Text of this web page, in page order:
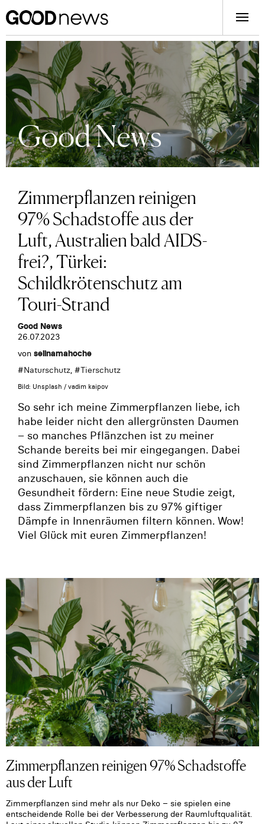
Good News
Zimmerpflanzen reinigen
97% Schadstoffe aus der
Luft, Australien bald AIDS-
frei?, Türkei:
Schildkrötenschutz am
Touri-Strand
Good News
26.07.2023
von selinamahoche
#Naturschutz, #Tierschutz
Bild: Unsplash / vadim kaipov
So sehr ich meine Zimmerpflanzen liebe, ich
habe leider nicht den allergrünsten Daumen
– so manches Pflänzchen ist zu meiner
Schande bereits bei mir eingegangen. Dabei
sind Zimmerpflanzen nicht nur schön
anzuschauen, sie können auch die
Gesundheit fördern: Eine neue Studie zeigt,
dass Zimmerpflanzen bis zu 97% giftiger
Dämpfe in Innenräumen filtern können. Wow!
Viel Glück mit euren Zimmerpflanzen!
Zimmerpflanzen reinigen 97% Schadstoffe
aus der Luft
Zimmerpflanzen sind mehr als nur Deko – sie spielen eine
entscheidende Rolle bei der Verbesserung der Raumluftqualität.